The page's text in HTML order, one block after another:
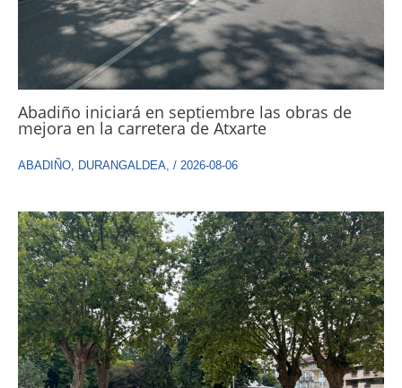
Abadiño iniciará en septiembre las obras de
mejora en la carretera de Atxarte
ABADIÑO, DURANGALDEA, / 2026-08-06